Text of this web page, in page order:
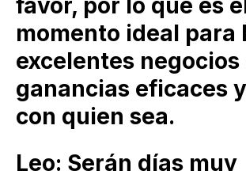
favor, por lo que es
momento ideal para
excelentes negocios
ganancias eficaces
con quien sea.
Leo: Serán días muy